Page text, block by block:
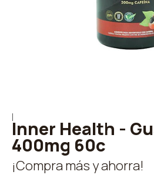
Inner Health -
400mg 60c
¡Compra más y ahorra!